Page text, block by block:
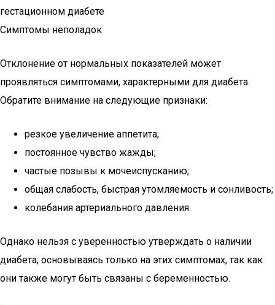
гестационном диабете
Симптомы неполадок
Отклонение от нормальных показателей может
проявляться симптомами, характерными для диабета.
Обратите внимание на следующие признаки:
резкое увеличение аппетита;
постоянное чувство жажды;
частые позывы к мочеиспусканию;
общая слабость, быстрая утомляемость и сонливость;
колебания артериального давления.
Однако нельзя с уверенностью утверждать о наличии
диабета, основываясь только на этих симптомах, так как
они также могут быть связаны с беременностью.